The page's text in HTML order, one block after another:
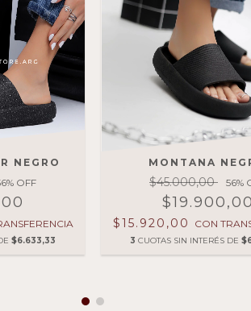
NEGRO
% OFF
$6.633,33
MONTANA
$45.000,00 56%
$19.900,00
$15.920,00 CON
3 CUOTAS SIN INTERÉS DE